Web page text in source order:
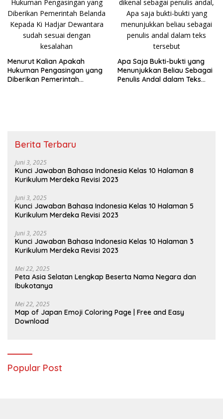
Menurut Kalian Apakah
Hukuman Pengasingan yang
Diberikan Pemerintah
Apa Saja Bukti-bukti yang
Menunjukkan Beliau Sebagai
Penulis Andal dalam Teks
Berita Terbaru
Juni 3, 2025
Kunci Jawaban Bahasa Indonesia Kelas 10 Halaman 8
Kurikulum Merdeka Revisi 2023
Juni 3, 2025
Kunci Jawaban Bahasa Indonesia Kelas 10 Halaman 5
Kurikulum Merdeka Revisi 2023
Juni 3, 2025
Kunci Jawaban Bahasa Indonesia Kelas 10 Halaman 3
Kurikulum Merdeka Revisi 2023
Mei 22, 2025
Peta Asia Selatan Lengkap Beserta Nama Negara dan
Ibukotanya
Mei 22, 2025
Map of Japan Emoji Coloring Page | Free and Easy
Download
Popular Post